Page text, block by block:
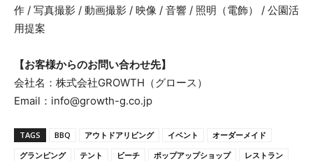
作 / 写真撮影 / 動画撮影 / 映像 / 音響 / 照明（電飾） / 公園活
用提案
【お客様からのお問い合わせ先】
会社名：株式会社GROWTH（グロース）
Email：info@growth-g.co.jp
TAGS BBQ アウトドアリビング イベント
オーダーメイド
グランピング
テント ビーチ ポップアップショップ
レストラン